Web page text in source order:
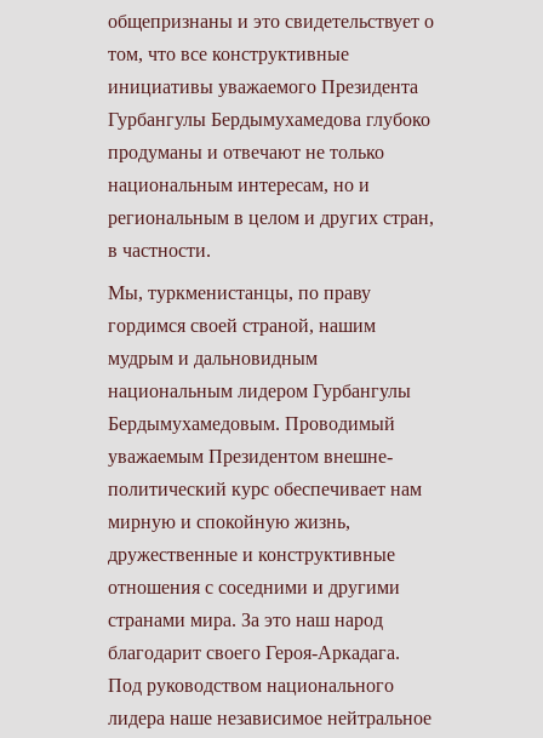
общепризнаны и это свидетельствует о
том, что все конструктивные
инициативы уважаемого Президента
Гурбангулы Бердымухамедова глубоко
продуманы и отвечают не только
национальным интересам, но и
региональным в целом и других стран,
в частности.
Мы, туркменистанцы, по праву
гордимся своей страной, нашим
мудрым и дальновидным
национальным лидером Гурбангулы
Бердымухамедовым. Проводимый
уважаемым Президентом внешне-
политический курс обеспечивает нам
мирную и спокойную жизнь,
дружественные и конструктивные
отношения с соседними и другими
странами мира. За это наш народ
благодарит своего Героя-Аркадага.
Под руководством национального
лидера наше независимое нейтральное